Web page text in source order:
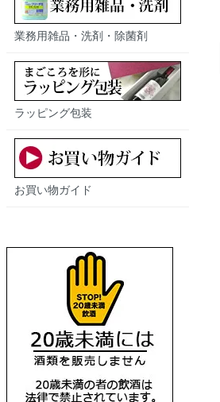
業務用雑品・洗剤・除菌剤
ラッピング包装
お買い物ガイド